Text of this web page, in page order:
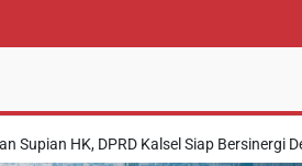
HK, DPRD Kalsel Siap Bersinergi